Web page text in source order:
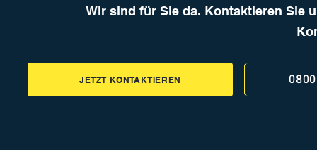
Wir sind für Sie da. Kontaktieren Sie
JETZT KONTAKTIEREN